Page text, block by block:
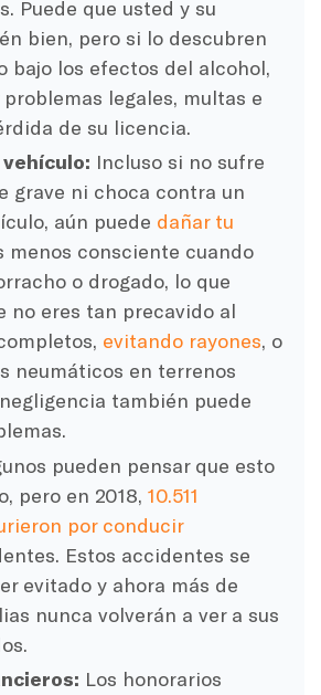
Puede que usted y su
bien, pero si lo descubren
bajo los efectos del alcohol,
legales, multas e
de su licencia.
vehículo: Incluso si no sufre
grave ni choca contra un
aún puede dañar tu
menos consciente cuando
o drogado, lo que
no eres tan precavido al
evitando rayones, o
neumáticos en terrenos
también puede
pueden pensar que esto
pero en 2018,10.511
por conducir
Estos accidentes se
evitado y ahora más de
nunca volverán a ver a sus
Los honorarios